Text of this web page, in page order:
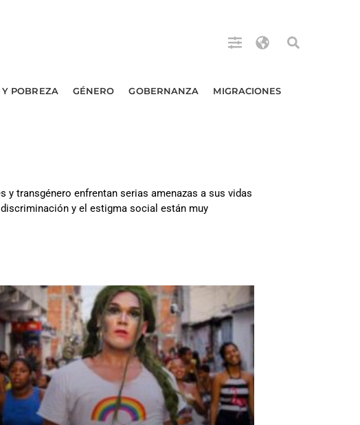
POBREZA GÉNERO GOBERNANZA MIGRACIONES
y transgénero enfrentan serias amenazas a sus vidas
y el estigma social están muy